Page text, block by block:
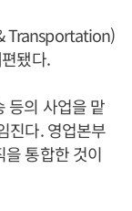
Transportation)
됐다.
등의 사업을 맡
진다. 영업본부
통합한 것이